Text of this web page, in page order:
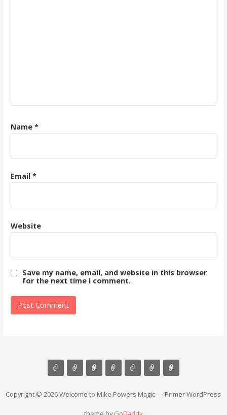
Name *
Email *
Website
Save my name, email, and website in this browser
for the next time I comment.
Copyright © 2026 Welcome to Mike Powers Magic — Primer WordPress